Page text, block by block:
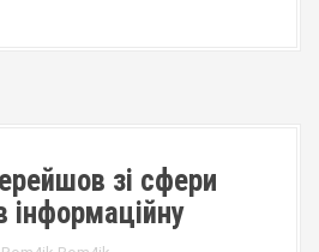
зі сфери
інформаційну